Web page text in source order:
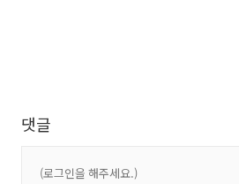
댓글